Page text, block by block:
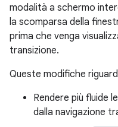
modalità a schermo
la scomparsa della
prima che venga
transizione.
Queste modifiche
Rendere più fluide
dalla navigazione